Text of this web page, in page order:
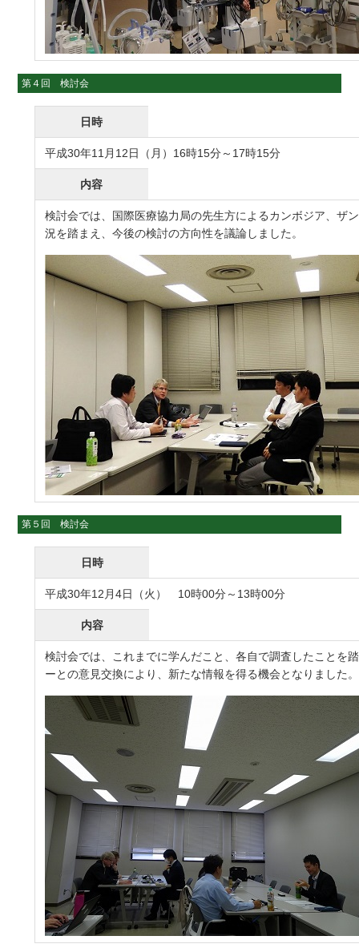
第４回 検討会
日時
平成30年11月12日（月）16時15分～17時15分
内容
検討会では、国際医療協力局の先生方によるカンボジア、ザ
況を踏まえ、今後の検討の方向性を議論しました。
第５回 検討会
日時
平成30年12月4日（火） 10時00分～13時00分
内容
検討会では、これまでに学んだこと、各自で調査したことを
ーとの意見交換により、新たな情報を得る機会となりました